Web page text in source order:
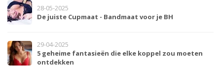
28-05-2025
De juiste Cupmaat - Bandmaat voor je BH
29-04-2025
5 geheime fantasieën die elke koppel zou moeten
ontdekken